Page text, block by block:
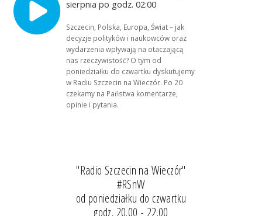
sierpnia po godz. 02:00
Szczecin, Polska, Europa, Świat – jak
decyzje polityków i naukowców oraz
wydarzenia wpływają na otaczającą
nas rzeczywistość? O tym od
poniedziałku do czwartku dyskutujemy
w Radiu Szczecin na Wieczór. Po 20
czekamy na Państwa komentarze,
opinie i pytania.
"Radio Szczecin na Wieczór"
#RSnW
od poniedziałku do czwartku
godz. 20.00 - 22.00